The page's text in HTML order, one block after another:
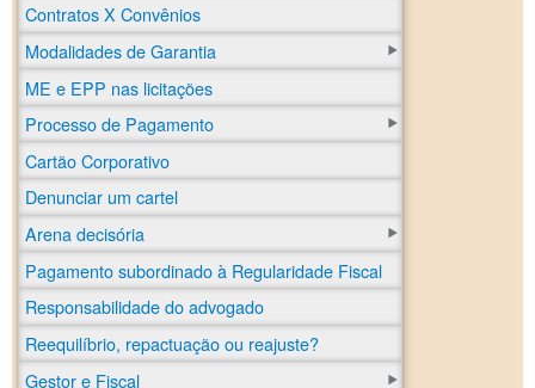
Contratos X Convênios
Modalidades de Garantia
ME e EPP nas licitações
Processo de Pagamento
Cartão Corporativo
Denunciar um cartel
Arena decisória
Pagamento subordinado à Regularidade Fiscal
Responsabilidade do advogado
Reequilíbrio, repactuação ou reajuste?
Gestor e Fiscal